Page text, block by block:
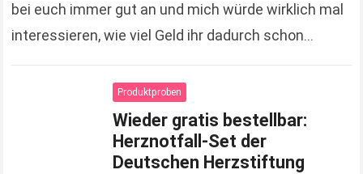
bei euch immer gut an und mich würde wirklich mal
interessieren, wie viel Geld ihr dadurch schon
Unsummen, die…Read more
Produktproben
Wieder gratis bestellbar:
Herznotfall-Set der
Deutschen Herzstiftung